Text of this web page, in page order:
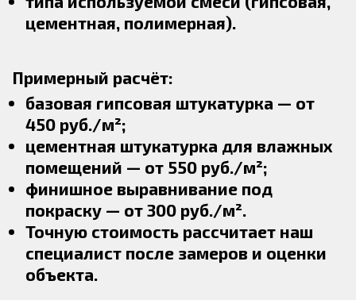
цементная, полимерная).
Примерный расчёт:
базовая гипсовая штукатурка — от
450 руб./м²;
цементная штукатурка для влажных
помещений — от 550 руб./м²;
финишное выравнивание под
покраску — от 300 руб./м².
Точную стоимость рассчитает наш
специалист после замеров и оценки
объекта.